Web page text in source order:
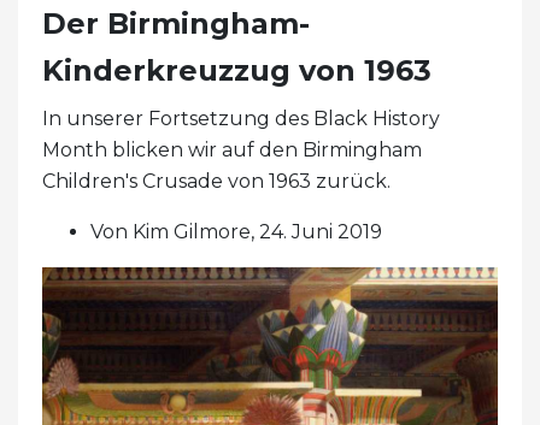
Der Birmingham-
Kinderkreuzzug von 1963
In unserer Fortsetzung des Black History
Month blicken wir auf den Birmingham
Children's Crusade von 1963 zurück.
Von Kim Gilmore, 24. Juni 2019